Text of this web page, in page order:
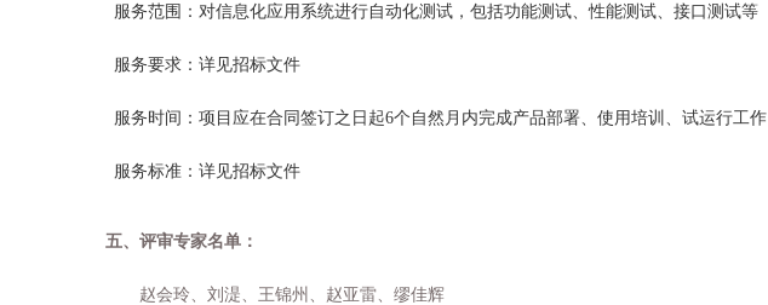
服务范围：对信息化应用系统进行自动化测试，包括功能测试、性能测试、接口测试等
服务要求：详见招标文件
服务时间： 项目应在合同签订之日起6个自然月内完成产品部署、使用培训、试运行工作
服务标准： 详见招标文件
五、评审专家名单：
赵会玲、刘湜、王锦州、赵亚雷、缪佳辉